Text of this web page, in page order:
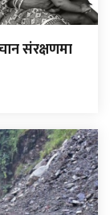
संरक्षणमा